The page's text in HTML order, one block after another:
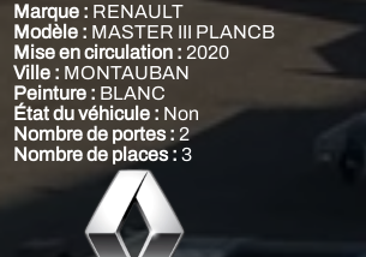
Marque : RENAULT
Modèle : MASTER III PLANCB
Mise en circulation : 2020
Ville : MONTAUBAN
Peinture : BLANC
État du véhicule : Non
Nombre de portes : 2
Nombre de places : 3